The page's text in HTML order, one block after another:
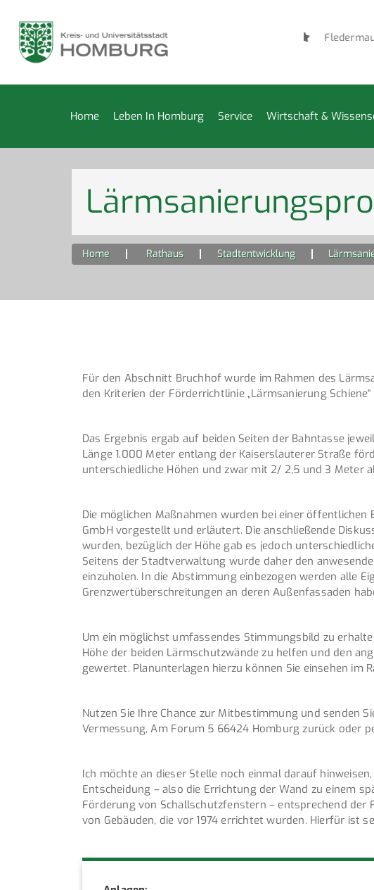
Städtische Kleiderkammer bis 14. August geschlossen
Home Leben In Homburg Service Wirtschaft &
Home Rathaus Stadtentwicklung
Für den Abschnitt Bruchhof wurde im Rahmen des
den Kriterien der Förderrichtlinie „Lärmsanierung
Das Ergebnis ergab auf beiden Seiten der Bahntasse
Länge 1.000 Meter entlang der Kaiserslauterer Straße
unterschiedliche Höhen und zwar mit 2/ 2,5 und 3 Meter
Die möglichen Maßnahmen wurden bei einer
GmbH vorgestellt und erläutert. Die anschließende
wurden, bezüglich der Höhe gab es jedoch
Seitens der Stadtverwaltung wurde daher den
einzuholen. In die Abstimmung einbezogen werden alle
Grenzwertüberschreitungen an deren Außenfassaden
Um ein möglichst umfassendes Stimmungsbild zu
Höhe der beiden Lärmschutzwände zu helfen und den
gewertet. Planunterlagen hierzu können Sie einsehen im
Nutzen Sie Ihre Chance zur Mitbestimmung und senden
Vermessung, Am Forum 5 66424 Homburg zurück oder
Ich möchte an dieser Stelle noch einmal darauf
Entscheidung – also die Errichtung der Wand zu einem
Förderung von Schallschutzfenstern – entsprechend
von Gebäuden, die vor 1974 errichtet wurden. Hierfür ist